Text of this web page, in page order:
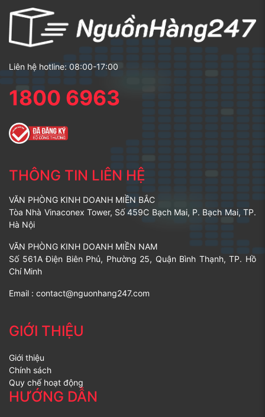
Liên hệ hotline: 08:00-17:00
1800 6963
THÔNG TIN LIÊN HỆ
VĂN PHÒNG KINH DOANH MIỀN BẮC
Tòa Nhà Vinaconex Tower, Số 459C Bạch Mai, P. Bạch Mai, TP.
Hà Nội
VĂN PHÒNG KINH DOANH MIỀN NAM
Số 561A Điện Biên Phủ, Phường 25, Quận Bình Thạnh, TP. Hồ
Chí Minh
Email : contact@nguonhang247.com
GIỚI THIỆU
Giới thiệu
Chính sách
Quy chế hoạt động
HƯỚNG DẪN